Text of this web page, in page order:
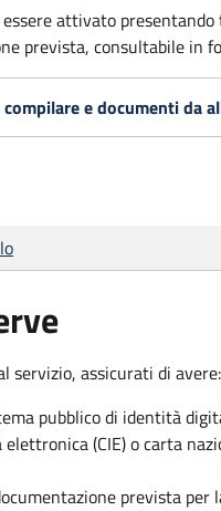
essere attivato
prevista, consultabile in
e documenti da
servizio, assicurati di avere:
pubblico di identità
elettronica (CIE) o carta
prevista per